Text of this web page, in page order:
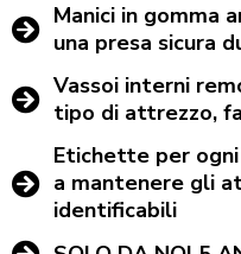
Manici in gomma
una presa sicura
Vassoi interni
tipo di attrezzo,
Etichette per
a mantenere gli
identificabili